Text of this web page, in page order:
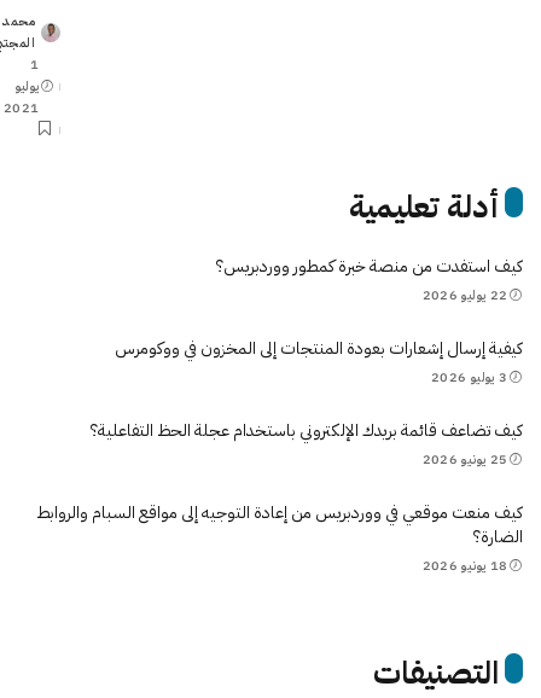
Posted
محمد
1
يوليو
2021
أدلة تعليمية
كيف استفدت من منصة خبرة كمطور ووردبريس؟
22 يوليو 2026
كيفية إرسال إشعارات بعودة المنتجات إلى المخزون في ووكومرس
3 يوليو 2026
كيف تضاعف قائمة بريدك الإلكتروني باستخدام عجلة الحظ التفاعلية؟
25 يونيو 2026
كيف منعت موقعي في ووردبريس من إعادة التوجيه إلى مواقع السبام والروابط
الضارة؟
18 يونيو 2026
التصنيفات